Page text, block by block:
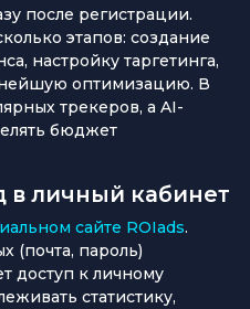
после регистрации.
этапов: создание
настройку таргетинга,
оптимизацию. В
трекеров, а AI-
бюджет
в личный кабинет
сайте ROIads.
(почта, пароль)
доступ к личному
статистику,